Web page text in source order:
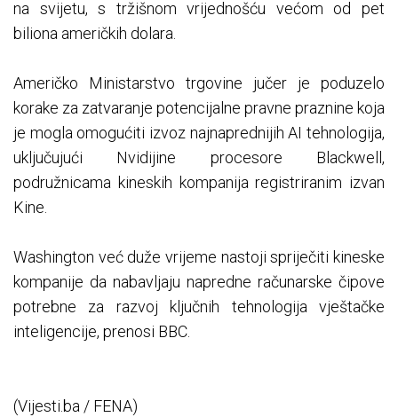
na svijetu, s tržišnom vrijednošću većom od pet
biliona američkih dolara.
Američko Ministarstvo trgovine jučer je poduzelo
korake za zatvaranje potencijalne pravne praznine koja
je mogla omogućiti izvoz najnaprednijih AI tehnologija,
uključujući Nvidijine procesore Blackwell,
podružnicama kineskih kompanija registriranim izvan
Kine.
Washington već duže vrijeme nastoji spriječiti kineske
kompanije da nabavljaju napredne računarske čipove
potrebne za razvoj ključnih tehnologija vještačke
inteligencije, prenosi BBC.
(Vijesti.ba / FENA)